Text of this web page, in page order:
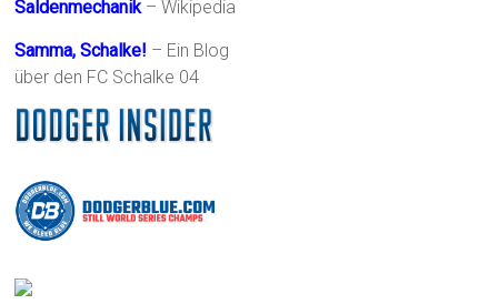
Saldenmechanik– Wikipedia
Samma, Schalke! – Ein Blog
über den FC Schalke 04